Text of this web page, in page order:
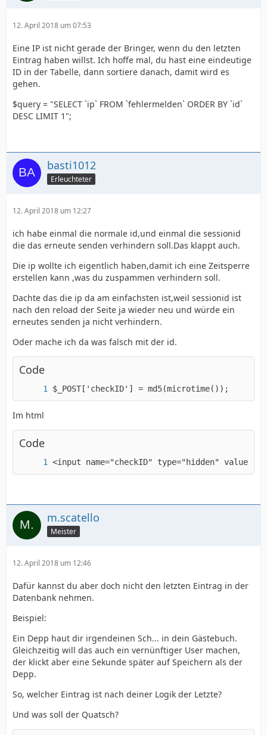
12. April 2018 um 07:53
Eine IP ist nicht gerade der Bringer, wenn du den letzten
Eintrag haben willst. Ich hoffe mal, du hast eine eindeutige
ID in der Tabelle, dann sortiere danach, damit wird es
gehen.
$query = "SELECT `ip` FROM `fehlermelden` ORDER BY `id`
DESC LIMIT 1";
basti1012
Erleuchteter
12. April 2018 um 12:27
ich habe einmal die normale id,und einmal die sessionid
die das erneute senden verhindern soll.Das klappt auch.
Die ip wollte ich eigentlich haben,damit ich eine Zeitsperre
erstellen kann ,was du zuspammen verhindern soll.
Dachte das die ip da am einfachsten ist,weil sessionid ist
nach den reload der Seite ja wieder neu und würde ein
erneutes senden ja nicht verhindern.
Oder mache ich da was falsch mit der id.
Code
$_POST['checkID'] = md5(microtime());
Im html
Code
<input name="checkID" type="hidden"
m.scatello
Meister
12. April 2018 um 12:46
Dafür kannst du aber doch nicht den letzten Eintrag in der
Datenbank nehmen.
Beispiel:
Ein Depp haut dir irgendeinen Sch... in dein Gästebuch.
Gleichzeitig will das auch ein vernünftiger User machen,
der klickt aber eine Sekunde später auf Speichern als der
Depp.
So, welcher Eintrag ist nach deiner Logik der Letzte?
Und was soll der Quatsch?